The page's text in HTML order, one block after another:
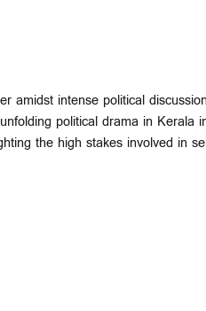
amidst intense political
political drama in Kerala
the high stakes involved in